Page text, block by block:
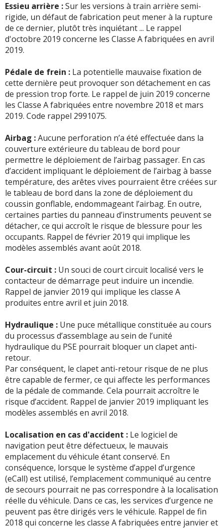
Essieu arrière :Sur les versions à train arrière semi-
rigide, un défaut de fabrication peut mener à la rupture
de ce dernier, plutôt très inquiétant ... Le rappel
d'octobre 2019 concerne les Classe A fabriquées en avril
2019.
Pédale de frein : La potentielle mauvaise fixation de
cette dernière peut provoquer son détachement en cas
de pression trop forte. Le rappel de juin 2019 concerne
les Classe A fabriquées entre novembre 2018 et mars
2019. Code rappel 2991075.
Airbag :Aucune perforation n’a été effectuée dans la
couverture extérieure du tableau de bord pour
permettre le déploiement de l’airbag passager. En cas
d’accident impliquant le déploiement de l’airbag à basse
température, des arêtes vives pourraient être créées sur
le tableau de bord dans la zone de déploiement du
coussin gonflable, endommageant l’airbag. En outre,
certaines parties du panneau d’instruments peuvent se
détacher, ce qui accroît le risque de blessure pour les
occupants. Rappel de février 2019 qui implique les
modèles assemblés avant août 2018.
Cour-circuit : Un souci de court circuit localisé vers le
contacteur de démarrage peut induire un incendie.
Rappel de janvier 2019 qui implique les classe A
produites entre avril et juin 2018.
Hydraulique : Une puce métallique constituée au cours
du processus d’assemblage au sein de l’unité
hydraulique du PSE pourrait bloquer un clapet anti-
retour.
Par conséquent, le clapet anti-retour risque de ne plus
être capable de fermer, ce qui affecte les performances
de la pédale de commande. Cela pourrait accroître le
risque d’accident. Rappel de janvier 2019 impliquant les
modèles assemblés en avril 2018.
Localisation en cas d'accident : Le logiciel de
navigation peut être défectueux, le mauvais
emplacement du véhicule étant conservé. En
conséquence, lorsque le système d’appel d’urgence
(eCall) est utilisé, l’emplacement communiqué au centre
de secours pourrait ne pas correspondre à la localisation
réelle du véhicule. Dans ce cas, les services d’urgence ne
peuvent pas être dirigés vers le véhicule. Rappel de fin
2018 qui concerne les classe A fabriquées entre janvier et